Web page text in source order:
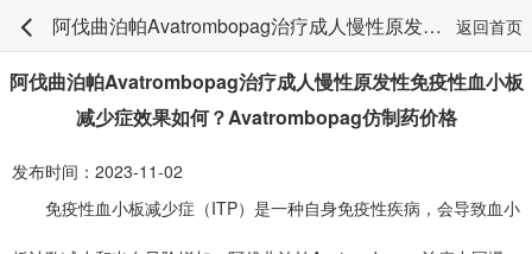
返回首页
阿伐曲泊帕Avatrombopag治疗成人慢性原发性免疫性血小板减少症效果如何？Avatrombopag仿制药价格
阿伐曲泊帕Avatrombopag治疗成人慢性原发性免疫性血小板
减少症效果如何？Avatrombopag仿制药价格
发布时间：2023-11-02
免疫性血小板减少症（ITP）是一种自身免疫性疾病，会导致血小